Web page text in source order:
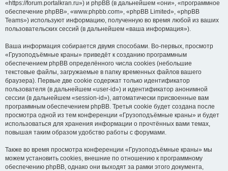
«https://forum.portalkran.ru») и phpBB (в дальнейшем «они», «программное
обеспечение phpBB», «www.phpbb.com», «phpBB Limited», «phpBB
Teams») используют информацию, полученную во время любой из ваших
пользовательских сессий (в дальнейшем «ваша информация»).
Ваша информация собирается двумя способами. Во-первых, просмотр
«Грузоподъёмные краны» приведёт к созданию программным
обеспечением phpBB определённого числа cookies (небольшие
текстовые файлы, загружаемые в папку временных файлов вашего
браузера). Первые две cookie содержат только идентификатор
пользователя (в дальнейшем «user-id») и идентификатор анонимной
сессии (в дальнейшем «session-id»), автоматически присвоенные вам
программным обеспечением phpBB. Третья cookie будет создана после
просмотра одной из тем конференции «Грузоподъёмные краны» и будет
использоваться для хранения информации о прочтённых вами темах,
повышая таким образом удобство работы с форумами.
Также во время просмотра конференции «Грузоподъёмные краны» мы
можем установить cookies, внешние по отношению к программному
обеспечению phpBB, однако они выходят за рамки этого документа,